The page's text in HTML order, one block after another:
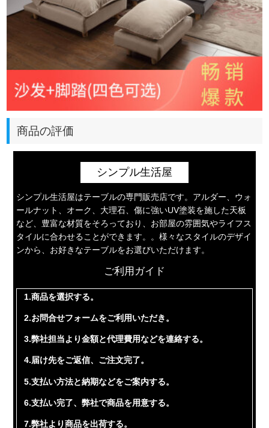
商品の評価
シンプル生活屋
シンプル生活屋はテーブルの専門販売店です。アルダー、ウォ
ールナット、オーク、大理石、傷に強いUV塗装を施した天板
など、豊富な材質をそろっており、お部屋の雰囲気やライフス
タイルに合わせることができます。。様々なスタイルのデザイ
ンから、お好きなテーブルをお選びいただけます。
ご利用ガイド
1.商品を選択する。
2.お問合せフォームをご利用いただき。
3.弊社担当より金額と代理費用などを連絡する。
4.届け先をご返信、ご注文完了。
5.支払い方法と納期などをご案内する。
6.支払い完了、弊社で商品を用意する。
7.弊社より商品を出荷する。